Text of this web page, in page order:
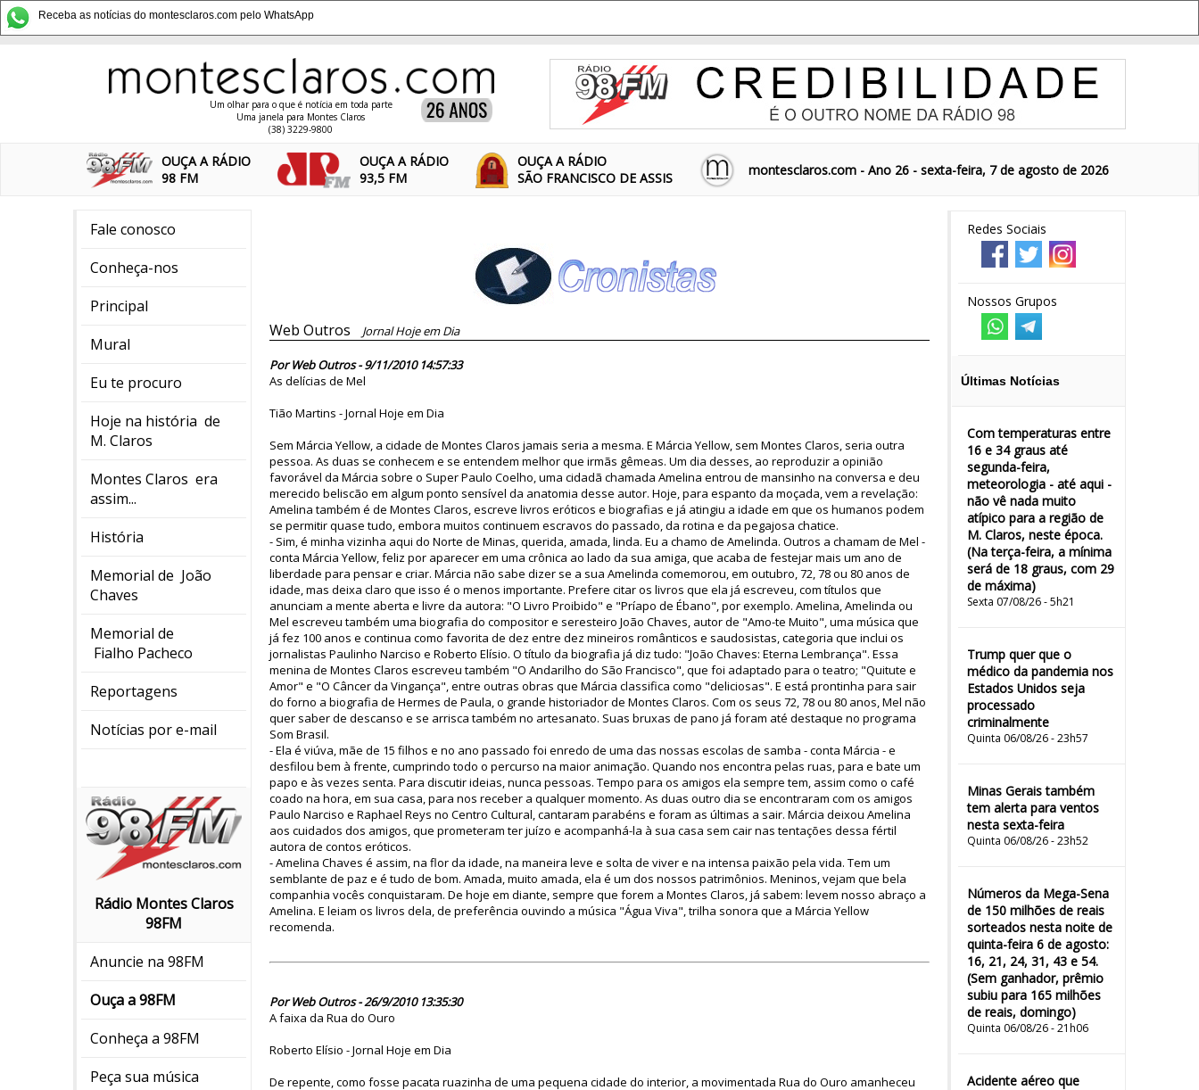
Receba as notícias do montesclaros.com pelo WhatsApp
Um olhar para o que é notícia em toda parte
Uma janela para Montes Claros
(38) 3229-9800
OUÇA A RÁDIO
98 FM
OUÇA A RÁDIO
93,5 FM
OUÇA A RÁDIO
SÃO FRANCISCO DE ASSIS
montesclaros.com - Ano 26 - sexta-feira, 7 de agosto de 2026
Fale conosco
Conheça-nos
Principal
Mural
Eu te procuro
Hoje na história de
M. Claros
Montes Claros era
assim...
História
Memorial de João
Chaves
Memorial de
Fialho Pacheco
Reportagens
Notícias por e-mail
Rádio Montes Claros
98FM
Anuncie na 98FM
Ouça a 98FM
Conheça a 98FM
Peça sua música
Redes Sociais
Nossos Grupos
Últimas Notícias
Com temperaturas entre
16 e 34 graus até
segunda-feira,
meteorologia - até aqui -
não vê nada muito
atípico para a região de
M. Claros, neste época.
(Na terça-feira, a mínima
será de 18 graus, com 29
de máxima)
Sexta 07/08/26 - 5h21
Trump quer que o
médico da pandemia nos
Estados Unidos seja
processado
criminalmente
Quinta 06/08/26 - 23h57
Minas Gerais também
tem alerta para ventos
nesta sexta-feira
Quinta 06/08/26 - 23h52
Números da Mega-Sena
de 150 milhões de reais
sorteados nesta noite de
quinta-feira 6 de agosto:
16, 21, 24, 31, 43 e 54.
(Sem ganhador, prêmio
subiu para 165 milhões
de reais, domingo)
Quinta 06/08/26 - 21h06
Acidente aéreo que
Web Outros
Jornal Hoje em Dia
Por Web Outros - 9/11/2010 14:57:33
As delícias de Mel
Tião Martins - Jornal Hoje em Dia
Sem Márcia Yellow, a cidade de Montes Claros jamais seria a mesma. E Márcia Yellow, sem Montes Claros, seria outra
pessoa. As duas se conhecem e se entendem melhor que irmãs gêmeas. Um dia desses, ao reproduzir a opinião
favorável da Márcia sobre o Super Paulo Coelho, uma cidadã chamada Amelina entrou de mansinho na conversa e deu
merecido beliscão em algum ponto sensível da anatomia desse autor. Hoje, para espanto da moçada, vem a revelação:
Amelina também é de Montes Claros, escreve livros eróticos e biografias e já atingiu a idade em que os humanos podem
se permitir quase tudo, embora muitos continuem escravos do passado, da rotina e da pegajosa chatice.
- Sim, é minha vizinha aqui do Norte de Minas, querida, amada, linda. Eu a chamo de Amelinda. Outros a chamam de Mel -
conta Márcia Yellow, feliz por aparecer em uma crônica ao lado da sua amiga, que acaba de festejar mais um ano de
liberdade para pensar e criar. Márcia não sabe dizer se a sua Amelinda comemorou, em outubro, 72, 78 ou 80 anos de
idade, mas deixa claro que isso é o menos importante. Prefere citar os livros que ela já escreveu, com títulos que
anunciam a mente aberta e livre da autora: "O Livro Proibido" e "Príapo de Ébano", por exemplo. Amelina, Amelinda ou
Mel escreveu também uma biografia do compositor e seresteiro João Chaves, autor de "Amo-te Muito", uma música que
já fez 100 anos e continua como favorita de dez entre dez mineiros românticos e saudosistas, categoria que inclui os
jornalistas Paulinho Narciso e Roberto Elísio. O título da biografia já diz tudo: "João Chaves: Eterna Lembrança". Essa
menina de Montes Claros escreveu também "O Andarilho do São Francisco", que foi adaptado para o teatro; "Quitute e
Amor" e "O Câncer da Vingança", entre outras obras que Márcia classifica como "deliciosas". E está prontinha para sair
do forno a biografia de Hermes de Paula, o grande historiador de Montes Claros. Com os seus 72, 78 ou 80 anos, Mel não
quer saber de descanso e se arrisca também no artesanato. Suas bruxas de pano já foram até destaque no programa
Som Brasil.
- Ela é viúva, mãe de 15 filhos e no ano passado foi enredo de uma das nossas escolas de samba - conta Márcia - e
desfilou bem à frente, cumprindo todo o percurso na maior animação. Quando nos encontra pelas ruas, para e bate um
papo e às vezes senta. Para discutir ideias, nunca pessoas. Tempo para os amigos ela sempre tem, assim como o café
coado na hora, em sua casa, para nos receber a qualquer momento. As duas outro dia se encontraram com os amigos
Paulo Narciso e Raphael Reys no Centro Cultural, cantaram parabéns e foram as últimas a sair. Márcia deixou Amelina
aos cuidados dos amigos, que prometeram ter juízo e acompanhá-la à sua casa sem cair nas tentações dessa fértil
autora de contos eróticos.
- Amelina Chaves é assim, na flor da idade, na maneira leve e solta de viver e na intensa paixão pela vida. Tem um
semblante de paz e é tudo de bom. Amada, muito amada, ela é um dos nossos patrimônios. Meninos, vejam que bela
companhia vocês conquistaram. De hoje em diante, sempre que forem a Montes Claros, já sabem: levem nosso abraço a
Amelina. E leiam os livros dela, de preferência ouvindo a música "Água Viva", trilha sonora que a Márcia Yellow
recomenda.
Por Web Outros - 26/9/2010 13:35:30
A faixa da Rua do Ouro
Roberto Elísio - Jornal Hoje em Dia
De repente, como fosse pacata ruazinha de uma pequena cidade do interior, a movimentada Rua do Ouro amanheceu